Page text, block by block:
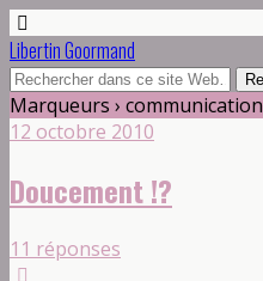
Libertin Goormand
Marqueurs › communication
12 octobre 2010
Doucement !?
11 réponses